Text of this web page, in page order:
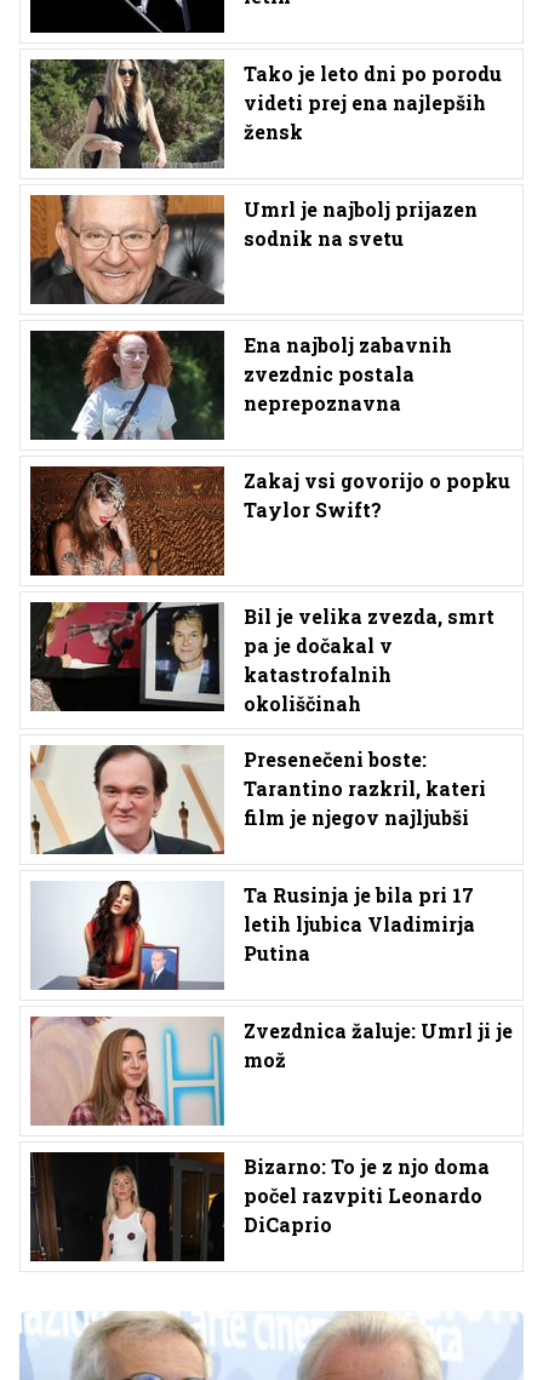
Tako je leto dni po porodu
videti prej ena najlepših
žensk
Umrl je najbolj prijazen
sodnik na svetu
Ena najbolj zabavnih
zvezdnic postala
neprepoznavna
Zakaj vsi govorijo o popku
Taylor Swift?
Bil je velika zvezda, smrt
pa je dočakal v
katastrofalnih
okoliščinah
Presenečeni boste:
Tarantino razkril, kateri
film je njegov najljubši
Ta Rusinja je bila pri 17
letih ljubica Vladimirja
Putina
Zvezdnica žaluje: Umrl ji je
mož
Bizarno: To je z njo doma
počel razvpiti Leonardo
DiCaprio